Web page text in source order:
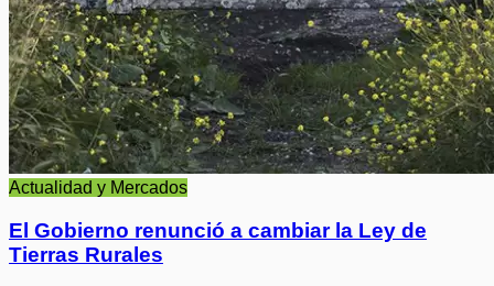
Actualidad y Mercados
El Gobierno renunció a cambiar la Ley de
Tierras Rurales